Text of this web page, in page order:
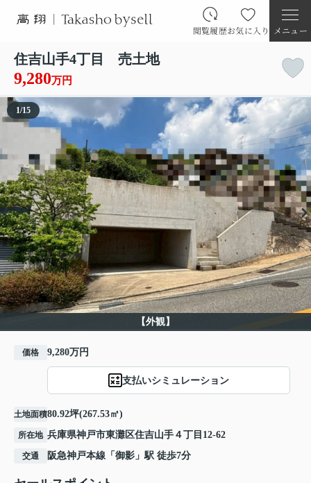
閲覧履歴お気に入り メニュー
住吉山手4丁目 売土地
9,280万円
【外観】
1/15
価格 9,280万円
支払いシミュレーション
土地面積80.92坪(267.53㎡)
所在地 兵庫県神戸市東灘区住吉山手 ４丁目12-62
交通 阪急神戸本線 「 御影 」駅 徒歩7分